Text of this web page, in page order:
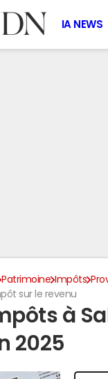
IA NEWS
Patrimoine Impôts
sur le revenu
à
2025